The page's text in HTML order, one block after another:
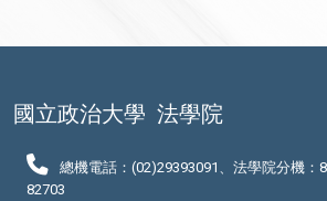
國立政治大學 法學院
總機電話：(02)29393091、法學院分機：
82703